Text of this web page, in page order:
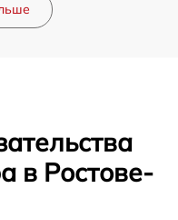
в Ростове-